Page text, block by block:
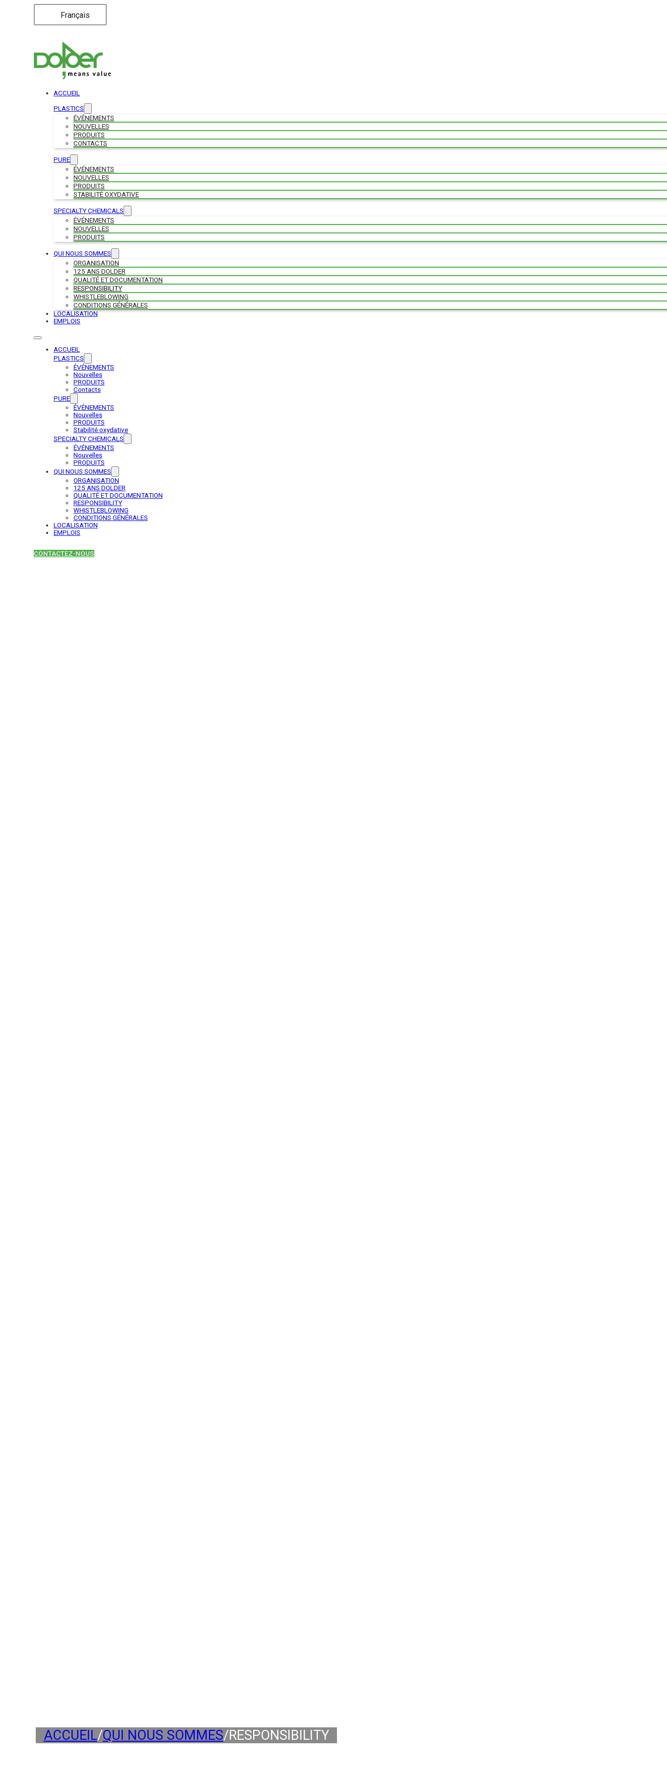
Français
ACCUEIL
PLASTICS
ÉVÉNEMENTS
NOUVELLES
PRODUITS
CONTACTS
PURE
ÉVÉNEMENTS
NOUVELLES
PRODUITS
STABILITÉ OXYDATIVE
SPECIALTY CHEMICALS
ÉVÉNEMENTS
NOUVELLES
PRODUITS
QUI NOUS SOMMES
ORGANISATION
125 ANS DOLDER
QUALITÉ ET DOCUMENTATION
RESPONSIBILITY
WHISTLEBLOWING
CONDITIONS GÉNÉRALES
LOCALISATION
EMPLOIS
ACCUEIL
PLASTICS
ÉVÉNEMENTS
Nouvelles
PRODUITS
Contacts
PURE
ÉVÉNEMENTS
Nouvelles
PRODUITS
Stabilité oxydative
SPECIALTY CHEMICALS
ÉVÉNEMENTS
Nouvelles
PRODUITS
QUI NOUS SOMMES
ORGANISATION
125 ANS DOLDER
QUALITÉ ET DOCUMENTATION
RESPONSIBILITY
WHISTLEBLOWING
CONDITIONS GÉNÉRALES
LOCALISATION
EMPLOIS
CONTACTEZ-NOUS
ACCUEIL/QUI NOUS SOMMES/RESPONSIBILITY